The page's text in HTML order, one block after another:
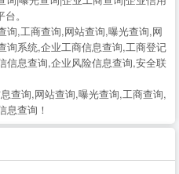
。
询,工商查询,网站查询,曝光查询,网
询系统,企业工商信息查询,工商登记
信息查询,企业风险信息查询,安全联
查询,网站查询,曝光查询,工商查询,
息查询！